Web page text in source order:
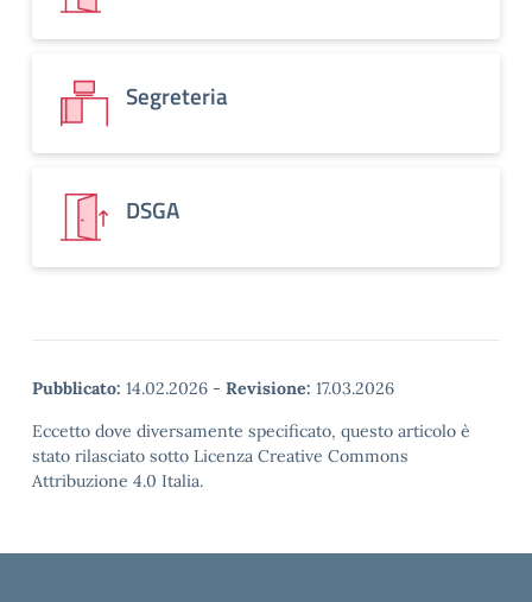
Segreteria
DSGA
Pubblicato: 14.02.2026 - Revisione: 17.03.2026
Eccetto dove diversamente specificato, questo articolo è
stato rilasciato sotto Licenza Creative Commons
Attribuzione 4.0 Italia.